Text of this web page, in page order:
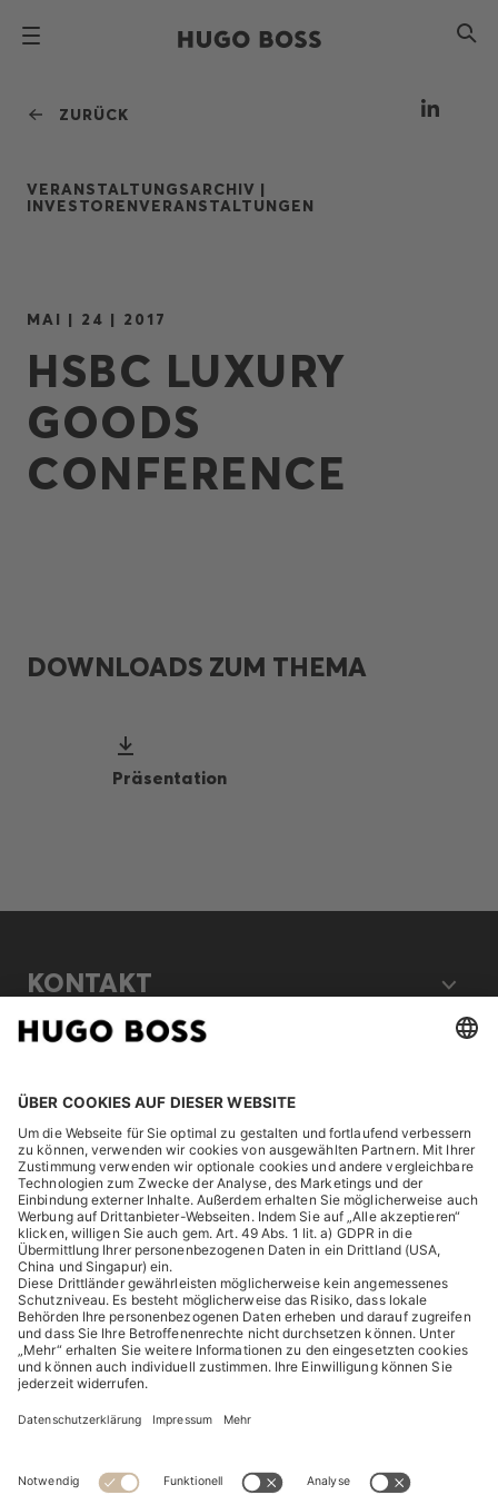
ZURÜCK
VERANSTALTUNGSARCHIV |
INVESTORENVERANSTALTUNGEN
MAI | 24 | 2017
HSBC LUXURY
GOODS
CONFERENCE
DOWNLOADS ZUM THEMA
Präsentation
KONTAKT
ENTDECKEN
HUGO BOSS Corporate